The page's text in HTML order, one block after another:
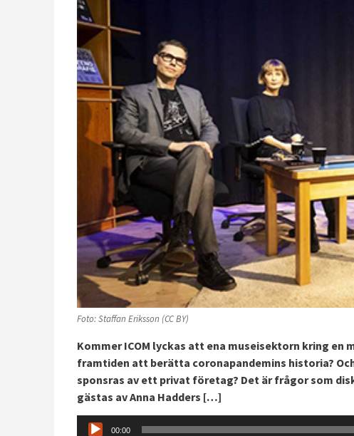
Foto: Staffan Eriksson (CC BY)
Kommer ICOM lyckas att ena museisektorn kring
framtiden att berätta coronapandemins historia?
sponsras av ett privat företag? Det är frågor som
gästas av Anna Hadders […]
Ljudspelare
00:00